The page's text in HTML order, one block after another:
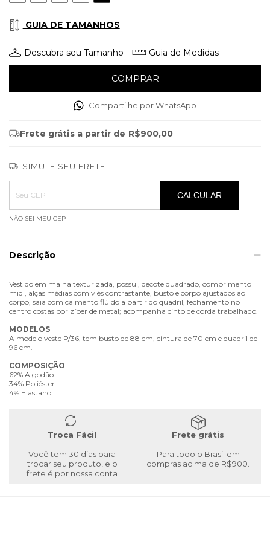
GUIA DE TAMANHOS
Descubra seu Tamanho Guia de Medidas
Compartilhe por WhatsApp
Frete grátis a partir de R$900,00
SIMULE SEU FRETE
Entregas para o CEP:
ALTERAR CEP
CALCULAR
NÃO SEI MEU CEP
Descrição
Vestido em malha texturizada, possui, decote quadrado, comprimento
midi, alças médias com viés contrastante, busto e corpo ajustados ao
corpo, saia com caimento flúido a partir do quadril, fechamento no
centro costas por zíper de metal; acompanha cinto de corda trabalhado.
MODELOS
A modelo veste P/36, tem busto de 88 cm, cintura de 70 cm e quadril de
96 cm.
COMPOSIÇÃO
62% Algodão
34% Poliéster
4% Elastano
Troca Fácil
Você tem 30 dias para
trocar seu produto, e o
frete é por nossa conta
Frete grátis
Para todo o Brasil em
compras acima de R$900.